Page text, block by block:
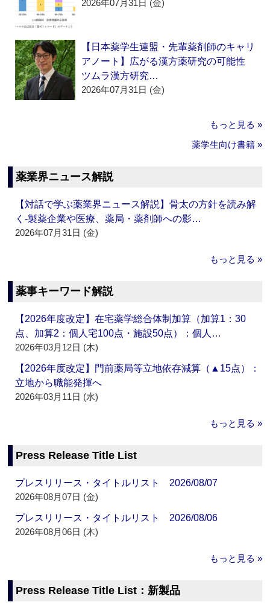
2026年07月31日 (金)
【日本薬学生連盟・先輩薬剤師のキャリ
アノート】広がる漢方薬研究の可能性
ツムラ漢方研究…
2026年07月31日 (金)
もっと見る »
薬学生向け書籍 »
薬業界ニュース解説
【対話で学ぶ薬業界ニュース解説】骨太の方針を読み解
く‐製薬企業や医療、薬局・薬剤師への影…
2026年07月31日 (金)
もっと見る »
薬事キーワード解説
【2026年度改定】在宅薬学総合体制加算（加算1：30
点、加算2：個人宅100点・施設50点）：個人…
2026年03月12日 (木)
【2026年度改定】門前薬局等立地依存減算（▲15点）：
立地から職能発揮へ
2026年03月11日 (水)
もっと見る »
Press Release Title List
プレスリリース・タイトルリスト 2026/08/07
2026年08月07日 (金)
プレスリリース・タイトルリスト 2026/08/06
2026年08月06日 (木)
もっと見る »
Press Release Title List：新製品